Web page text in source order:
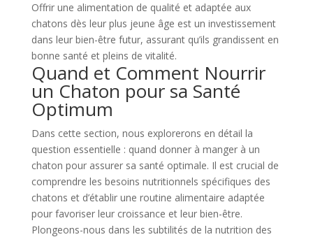
Offrir une alimentation de qualité et adaptée aux
chatons dès leur plus jeune âge est un investissement
dans leur bien-être futur, assurant qu’ils grandissent en
bonne santé et pleins de vitalité.
Quand et Comment Nourrir
un Chaton pour sa Santé
Optimum
Dans cette section, nous explorerons en détail la
question essentielle : quand donner à manger à un
chaton pour assurer sa santé optimale. Il est crucial de
comprendre les besoins nutritionnels spécifiques des
chatons et d’établir une routine alimentaire adaptée
pour favoriser leur croissance et leur bien-être.
Plongeons-nous dans les subtilités de la nutrition des